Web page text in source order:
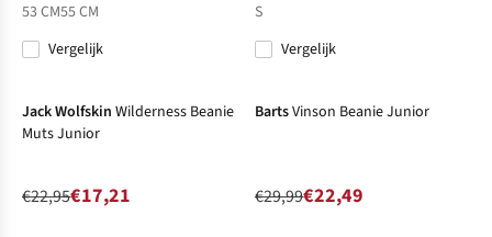
53 CM55 CM
Vergelijk
S
Vergelijk
Jack Wolfskin Wilderness Beanie
Muts Junior
€22,95€17,21
BartsVinson Beanie Junior
€29,99€22,49